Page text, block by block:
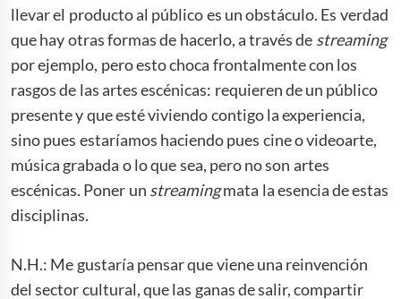
llevar el producto al público es un obstáculo. Es verdad
que hay otras formas de hacerlo, a través de streaming
por ejemplo, pero esto choca frontalmente con los
rasgos de las artes escénicas: requieren de un público
presente y que esté viviendo contigo la experiencia,
sino pues estaríamos haciendo pues cine o videoarte,
música grabada o lo que sea, pero no son artes
escénicas. Poner un streamingmata la esencia de estas
disciplinas.
N.H.: Me gustaría pensar que viene una reinvención
del sector cultural, que las ganas de salir, compartir